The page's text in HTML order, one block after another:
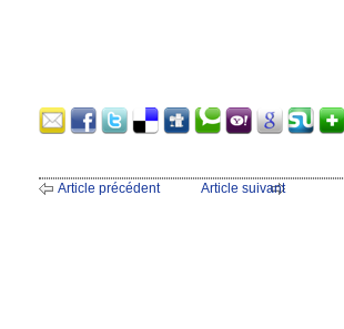
Article précédent Article suivant